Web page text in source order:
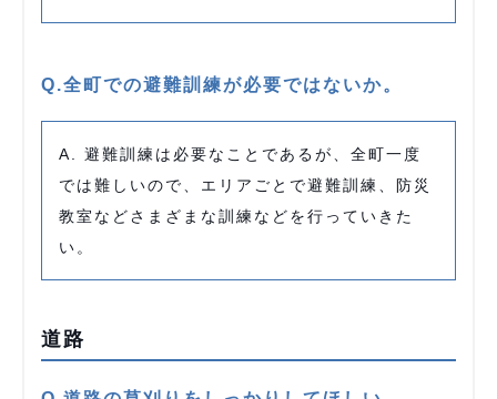
Q.全町での避難訓練が必要ではないか。
A. 避難訓練は必要なことであるが、全町一度
では難しいので、エリアごとで避難訓練、防災
教室などさまざまな訓練などを行っていきた
い。
道路